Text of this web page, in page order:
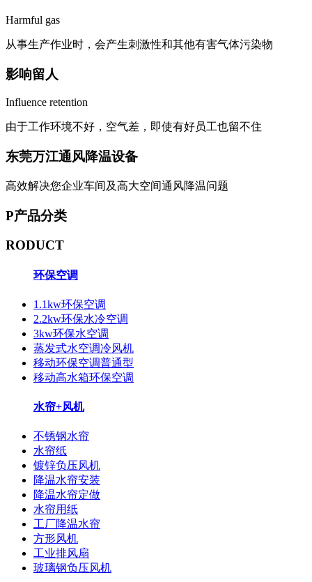
Harmful gas
从事生产作业时，会产生刺激性和其他有害气体污染物
影响留人
Influence retention
由于工作环境不好，空气差，即使有好员工也留不住
东莞万江通风降温设备
高效解决您企业车间及高大空间通风降温问题
P产品分类
RODUCT
环保空调
1.1kw环保空调
2.2kw环保水冷空调
3kw环保水空调
蒸发式水空调冷风机
移动环保空调普通型
移动高水箱环保空调
水帘+风机
不锈钢水帘
水帘纸
镀锌负压风机
降温水帘安装
降温水帘定做
水帘用纸
工厂降温水帘
方形风机
工业排风扇
玻璃钢负压风机